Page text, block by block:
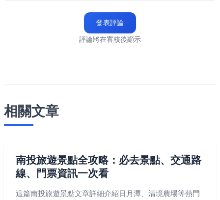
發表評論
評論將在審核後顯示
相關文章
南投旅遊景點全攻略：必去景點、交通路
線、門票資訊一次看
這篇南投旅遊景點文章詳細介紹日月潭、清境農場等熱門